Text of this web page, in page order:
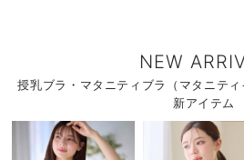
NEW
授乳ブラ・マタニティブラ（マタニテ
新アイテム